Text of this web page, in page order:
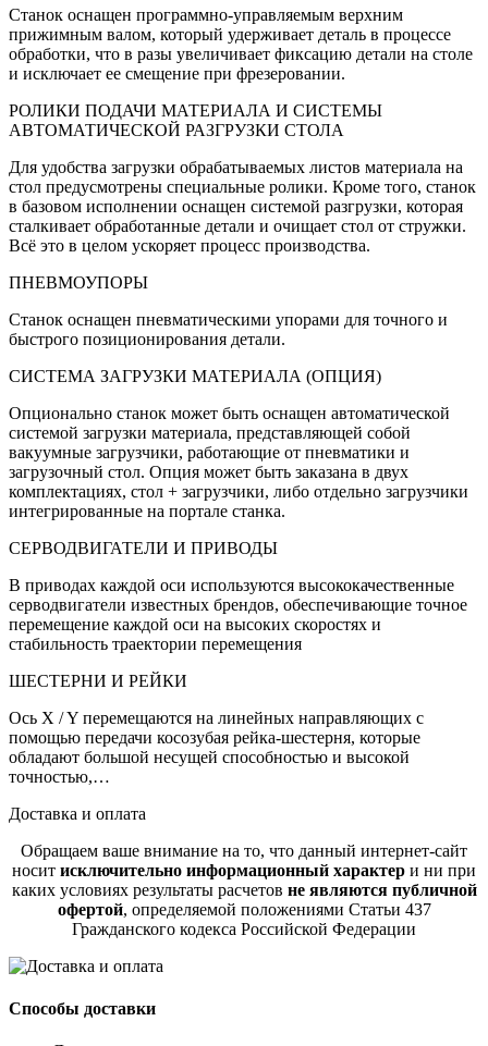
Станок оснащен программно-управляемым верхним
прижимным валом, который удерживает деталь в процессе
обработки, что в разы увеличивает фиксацию детали на столе
и исключает ее смещение при фрезеровании.
РОЛИКИ ПОДАЧИ МАТЕРИАЛА И СИСТЕМЫ
АВТОМАТИЧЕСКОЙ РАЗГРУЗКИ СТОЛА
Для удобства загрузки обрабатываемых листов материала на
стол предусмотрены специальные ролики. Кроме того, станок
в базовом исполнении оснащен системой разгрузки, которая
сталкивает обработанные детали и очищает стол от стружки.
Всё это в целом ускоряет процесс производства.
ПНЕВМОУПОРЫ
Станок оснащен пневматическими упорами для точного и
быстрого позиционирования детали.
СИСТЕМА ЗАГРУЗКИ МАТЕРИАЛА (ОПЦИЯ)
Опционально станок может быть оснащен автоматической
системой загрузки материала, представляющей собой
вакуумные загрузчики, работающие от пневматики и
загрузочный стол. Опция может быть заказана в двух
комплектациях, стол + загрузчики, либо отдельно загрузчики
интегрированные на портале станка.
СЕРВОДВИГАТЕЛИ И ПРИВОДЫ
В приводах каждой оси используются высококачественные
серводвигатели известных брендов, обеспечивающие точное
перемещение каждой оси на высоких скоростях и
стабильность траектории перемещения
ШЕСТЕРНИ И РЕЙКИ
Ось X / Y перемещаются на линейных направляющих с
помощью передачи косозубая рейка-шестерня, которые
обладают большой несущей способностью и высокой
точностью,…
Доставка и оплата
Обращаем ваше внимание на то, что данный интернет-сайт
носит исключительно информационный характер и ни при
каких условиях результаты расчетов не являются публичной
офертой, определяемой положениями Статьи 437
Гражданского кодекса Российской Федерации
Способы доставки